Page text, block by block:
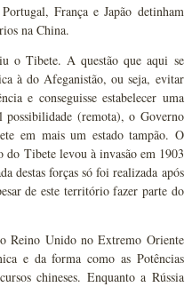
França e Japão detinham
na China.
o Tibete. A questão que aqui se
à do Afeganistão, ou seja, evitar
e conseguisse estabelecer uma
possibilidade (remota), o Governo
em mais um estado tampão. O
do Tibete levou à invasão em 1903
destas forças só foi realizada após
de este território fazer parte do
Reino Unido no Extremo Oriente
e da forma como as Potências
chineses. Enquanto a Rússia